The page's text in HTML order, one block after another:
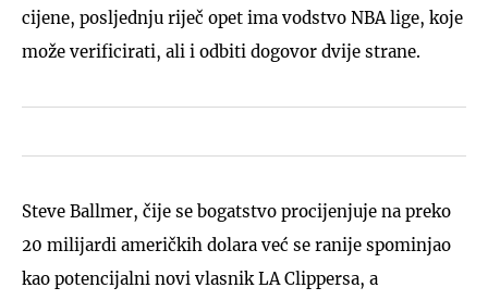
cijene, posljednju riječ opet ima vodstvo NBA lige, koje
može verificirati, ali i odbiti dogovor dvije strane.
Steve Ballmer, čije se bogatstvo procijenjuje na preko
20 milijardi američkih dolara već se ranije spominjao
kao potencijalni novi vlasnik LA Clippersa, a